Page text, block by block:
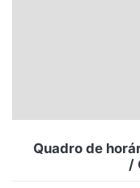
Quadro de
/